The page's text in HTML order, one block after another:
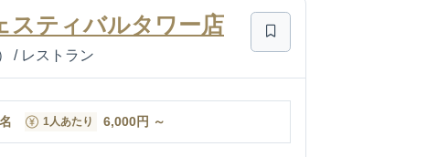
スティバルタワー店
/ レストラン
名 1人あたり 6,000円 ～